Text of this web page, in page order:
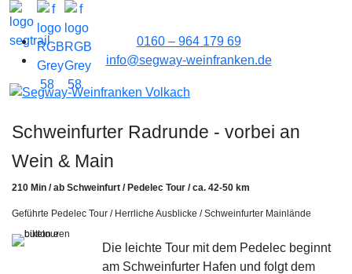
0160 – 964 179 69
info@segway-weinfranken.de
Schweinfurter Radrunde - vorbei an
Wein & Main
210 Min / ab Schweinfurt / Pedelec Tour / ca. 42-50 km
Geführte Pedelec Tour / Herrliche Ausblicke / Schweinfurter Mainlände
Die leichte Tour mit dem Pedelec beginnt
am Schweinfurter Hafen und folgt dem